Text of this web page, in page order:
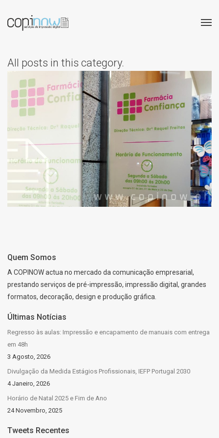
All posts in this category.
FARMÁCIA CONFIANÇA –
ERMESINDE
Quem Somos
A COPINOW actua no mercado da comunicação empresarial,
prestando serviços de pré-impressão, impressão digital, grandes
formatos, decoração, design e produção gráfica.
Últimas Notícias
Regresso às aulas: Impressão e encapamento de manuais com entrega
em 48h
3 Agosto, 2026
Divulgação da Medida Estágios Profissionais, IEFP Portugal 2030
4 Janeiro, 2026
Horário de Natal 2025 e Fim de Ano
24 Novembro, 2025
Tweets Recentes